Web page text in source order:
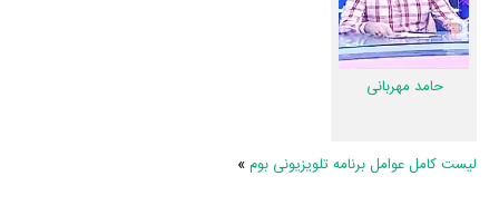
به‌کمک علاقمندان فیلم، سریال و تئاتر، این دایرة‌المعارف آنلاین و بانک اطلاعات
هنرمندان و آثار سینما، تلویزیون و تئاتر را کامل و کامل‌تر کنیم.
حامد مهربانی
لیست کامل عوامل برنامه تلویزیونی بوم»